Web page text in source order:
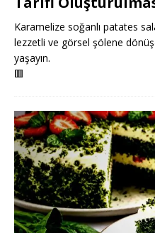
Karamelize soğanlı patates
lezzetli ve görsel şölene
yaşayın.
🟥